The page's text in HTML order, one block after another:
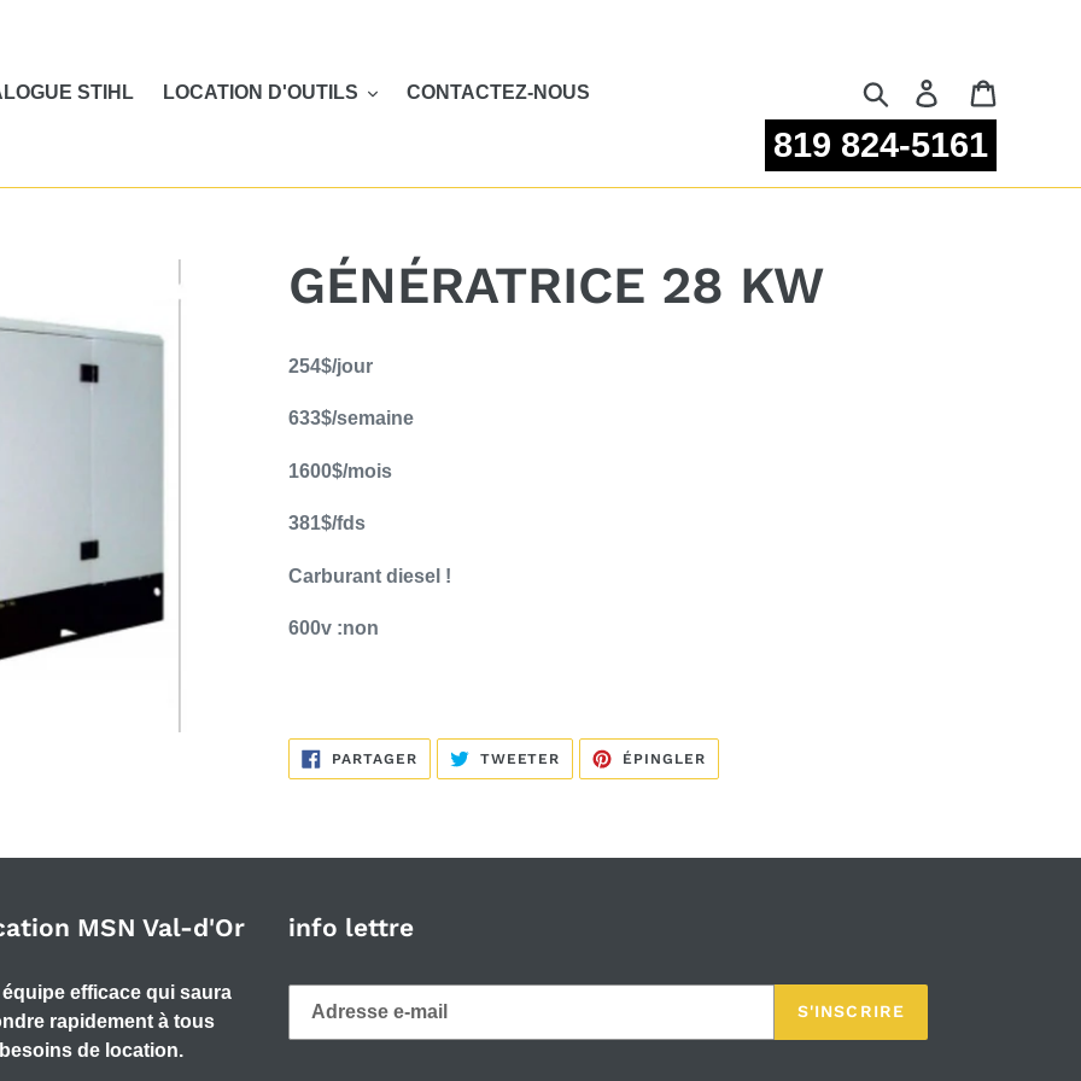
STIHL
LOCATION D'OUTILS CONTACTEZ-NOUS RechercherSe connecter
819 824-5161
GÉNÉRATRICE 28 KW
d'un
à
panier
254$/jour
633$/semaine
1600$/mois
381$/fds
Carburant diesel !
600v :non
PARTAGERPARTAGER
SUR
FACEBOOK
TWEETER TWEETER
TWITTER
ÉPINGLER
PINTEREST
MSN Val-d'Or
équipe efficace qui saura
rapidement à tous
de location.
info lettre
S'INSCRIRE